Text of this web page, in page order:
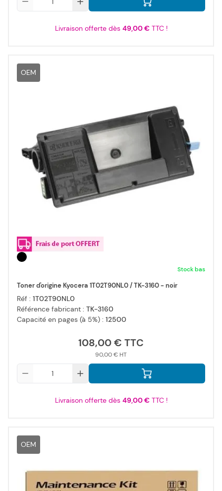
Livraison offerte dès 49,00 €TTC !
OEM
Stock bas
Toner d'origine Kyocera 1T02T90NL0 / TK-3160 - noir
Réf : 1T02T90NL0
Référence fabricant : TK-3160
Capacité en pages (à 5%) : 12500
108,00 €
90,00 €
Livraison offerte dès 49,00 €TTC !
OEM